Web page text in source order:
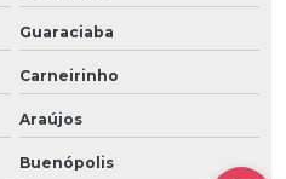
Guaraciaba
Carneirinho
Araújos
Buenópolis